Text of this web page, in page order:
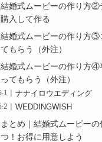
結婚式ムービーの作り方②
購入して作る
結婚式ムービーの作り方③
てもらう（外注）
結婚式ムービーの作り方④
ってもらう（外注）
ナナイロウエディング
WEDDINGWISH
まとめ｜結婚式ムービー
つ！お得に用意しよう